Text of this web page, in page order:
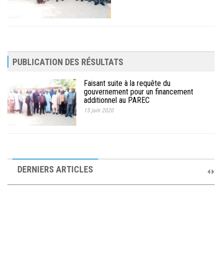
PUBLICATION DES RÉSULTATS
Faisant suite à la requête du
gouvernement pour un financement
additionnel au PAREC
15 juin 2020
DERNIERS ARTICLES
Comité de Pilotage du PAREC
19 septembre 2025